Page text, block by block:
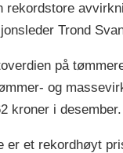
rekordstore
Trond
på
og
kroner i desember.
er et rekordhøyt